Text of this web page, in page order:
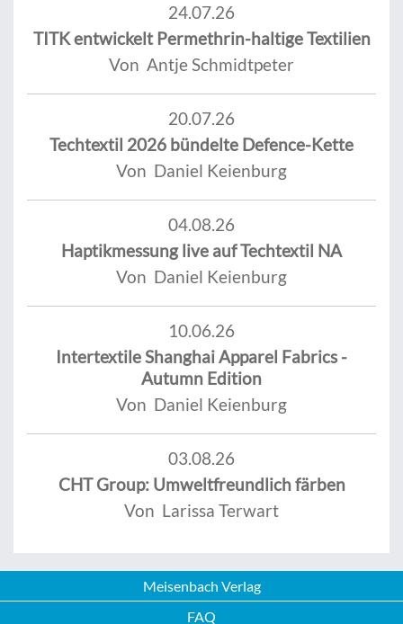
24.07.26
TITK entwickelt Permethrin-haltige Textilien
Von Antje Schmidtpeter
20.07.26
Techtextil 2026 bündelte Defence-Kette
Von Daniel Keienburg
04.08.26
Haptikmessung live auf Techtextil NA
Von Daniel Keienburg
10.06.26
Intertextile Shanghai Apparel Fabrics -
Autumn Edition
Von Daniel Keienburg
03.08.26
CHT Group: Umweltfreundlich färben
Von Larissa Terwart
Meisenbach Verlag
FAQ